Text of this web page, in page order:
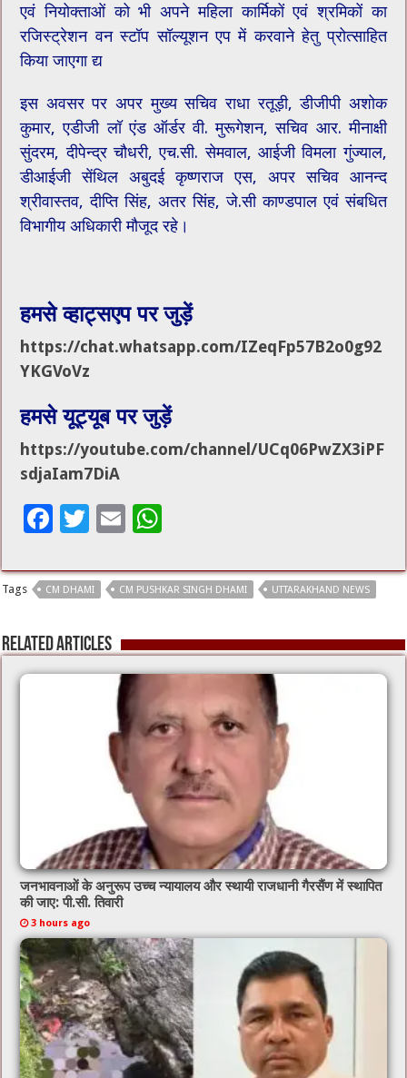
एवं नियोक्ताओं को भी अपने महिला कार्मिकों एवं श्रमिकों का
रजिस्ट्रेशन वन स्टॉप सॉल्यूशन एप में करवाने हेतु प्रोत्साहित
किया जाएगा द्य
इस अवसर पर अपर मुख्य सचिव राधा रतूड़ी, डीजीपी अशोक
कुमार, एडीजी लॉ एंड ऑर्डर वी. मुरूगेशन, सचिव आर. मीनाक्षी
सुंदरम, दीपेन्द्र चौधरी, एच.सी. सेमवाल, आईजी विमला गुंज्याल,
डीआईजी सेंथिल अबुदई कृष्णराज एस, अपर सचिव आनन्द
श्रीवास्तव, दीप्ति सिंह, अतर सिंह, जे.सी काण्डपाल एवं संबधित
विभागीय अधिकारी मौजूद रहे।
हमसे व्हाट्सएप पर जुड़ें
https://chat.whatsapp.com/IZeqFp57B2o0g92
YKGVoVz
हमसे यूट्यूब पर जुड़ें
https://youtube.com/channel/UCq06PwZX3iPF
sdjaIam7DiA
F
e
b
o
o
T
tt
er
E
ai
l
at
sA
p
p
Tags CM DHAMI CM PUSHKAR SINGH DHAMI UTTARAKHAND NEWS
Related Articles
जनभावनाओं के अनुरूप उच्च न्यायालय और स्थायी राजधानी गैरसैंण में स्थापित
की जाए: पी.सी. तिवारी
3 hours ago